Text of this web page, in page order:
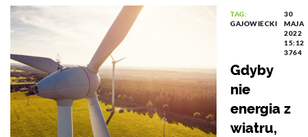
TAG:
GAJOWIECKI
30
MAJA
2022
15:12
3764
Gdyby
nie
energia z
wiatru,